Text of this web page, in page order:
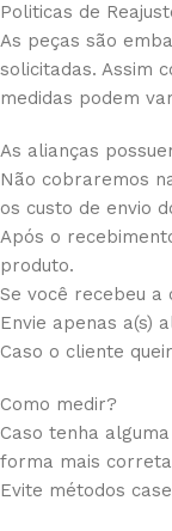
Politicas de
As peças são
solicitadas. Assim
medidas podem
As alianças
Não cobraremos
os custo de envio
Após o
produto.
Se você recebeu a
Envie apenas a(s)
Caso o cliente
Como medir?
Caso tenha
forma mais
Evite métodos